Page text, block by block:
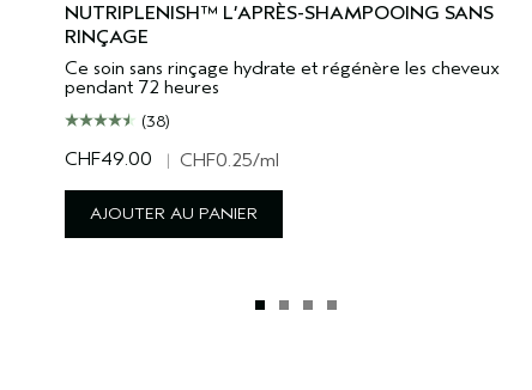
NUTRIPLENISH™ L’APRÈS-SHAMPOOING SANS
RINÇAGE
Ce soin sans rinçage hydrate et régénère les cheveux
pendant 72 heures
(38)
CHF49.00 | CHF0.25/ml
AJOUTER AU PANIER